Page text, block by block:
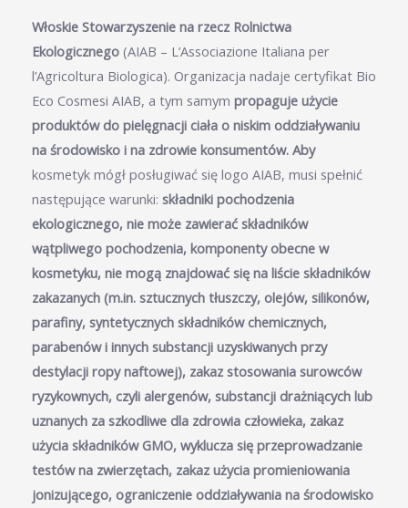
Włoskie Stowarzyszenie na rzecz Rolnictwa
Ekologicznego (AIAB – L’Associazione Italiana per
l’Agricoltura Biologica). Organizacja nadaje certyfikat Bio
Eco Cosmesi AIAB, a tym samym propaguje użycie
produktów do pielęgnacji ciała o niskim oddziaływaniu
na środowisko i na zdrowie konsumentów. Aby
kosmetyk mógł posługiwać się logo AIAB, musi spełnić
następujące warunki: składniki pochodzenia
ekologicznego, nie może zawierać składników
wątpliwego pochodzenia, komponenty obecne w
kosmetyku, nie mogą znajdować się na liście składników
zakazanych (m.in. sztucznych tłuszczy, olejów, silikonów,
parafiny, syntetycznych składników chemicznych,
parabenówi innych substancji uzyskiwanych przy
destylacji ropy naftowej), zakaz stosowania surowców
ryzykownych, czyli alergenów, substancji drażniących lub
uznanych za szkodliwe dla zdrowia człowieka, zakaz
użycia składników GMO, wyklucza się przeprowadzanie
testów na zwierzętach, zakaz użycia promieniowania
jonizującego, ograniczenie oddziaływania na środowisko